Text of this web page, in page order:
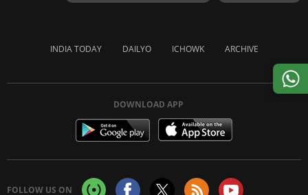
INDIA TODAY DAILYO ICHOWK ARCHIVE
DOWNLOAD APP
FOLLOW US ON